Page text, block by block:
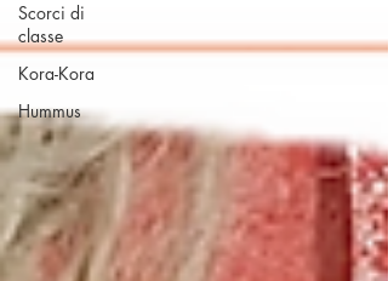
Scorci di
classe
Kora-Kora
Hummus